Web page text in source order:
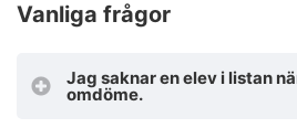
Vanliga frågor
Jag saknar en elev i listan
omdöme.